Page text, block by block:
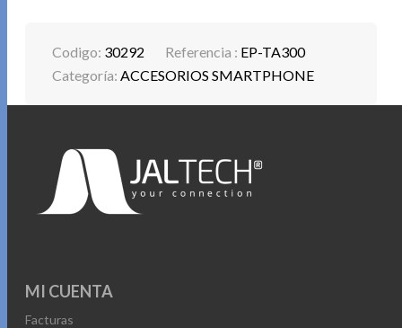
Codigo: 30292 Referencia : EP-TA300
Categoría:ACCESORIOS SMARTPHONE
MI CUENTA
Facturas